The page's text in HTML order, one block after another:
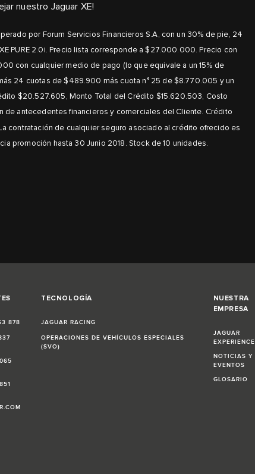
nuestro Jaguar XE!
por Forum Servicios Financieros S.A, con un 30% de pie, 24
PURE 2.0i. Precio lista corresponde a $27.000.000. Precio con
con cualquier medio de pago (lo que equivale a un 15% de
24 cuotas de $489.900 más cuota n° 25 de $8.770.005 y un
$20.527.605, Monto Total del Crédito $15.620.503, Costo
de antecedentes financieros y comerciales del Cliente. Crédito
contratación de cualquier seguro asociado al crédito ofrecido es
promoción hasta 30 Junio 2018. Stock de 10 unidades.
878
TECNOLOGÍA
JAGUAR RACING
OPERACIONES DE VEHÍCULOS ESPECIALES
(SVO)
NUESTRA
EMPRESA
JAGUAR
EXPERIENCE
NOTICIAS Y
EVENTOS
GLOSARIO